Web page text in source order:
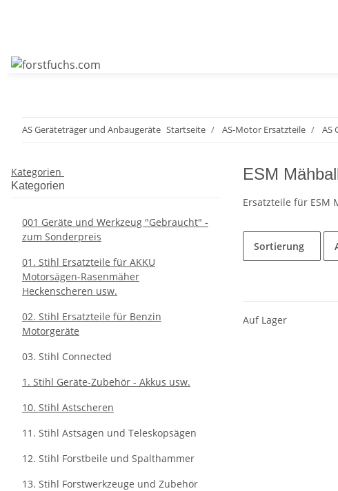
AS Geräteträger und Anbaugeräte Startseite AS-Motor Ersatzteile AS
ESM
Ersatzteile für ESM
Sortierung
Auf Lager
Kategorien
Kategorien
001 Geräte und Werkzeug "Gebraucht" -
zum Sonderpreis
01. Stihl Ersatzteile für AKKU
Motorsägen-Rasenmäher
Heckenscheren usw.
02. Stihl Ersatzteile für Benzin
Motorgeräte
03. Stihl Connected
1. Stihl Geräte-Zubehör - Akkus usw.
10. Stihl Astscheren
11. Stihl Astsägen und Teleskopsägen
12. Stihl Forstbeile und Spalthammer
13. Stihl Forstwerkzeuge und Zubehör